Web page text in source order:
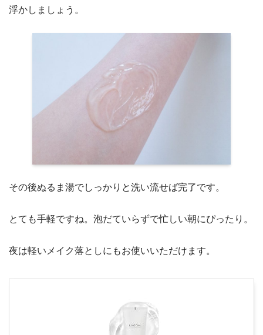
浮かしましょう。
その後ぬるま湯でしっかりと洗い流せば完了です。
とても手軽ですね。泡だていらずで忙しい朝にぴったり。
夜は軽いメイク落としにもお使いいただけます。